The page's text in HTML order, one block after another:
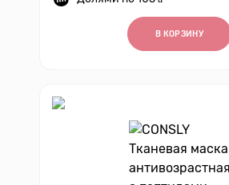
В КОРЗИНУ